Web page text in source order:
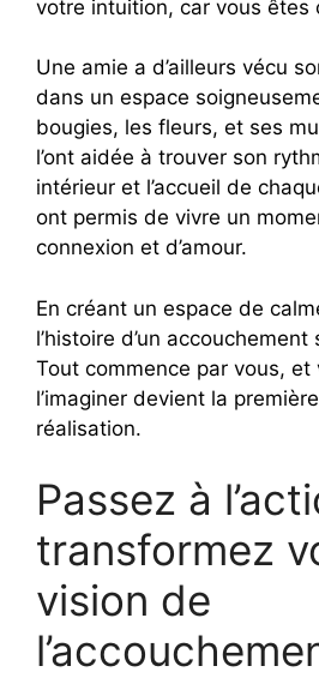
votre intuition, car vous êtes
Une amie a d’ailleurs vécu
dans un espace
bougies, les fleurs, et ses
l’ont aidée à trouver son
intérieur et l’accueil de
ont permis de vivre un
connexion et d’amour.
En créant un espace de
l’histoire d’un
Tout commence par vous, et
l’imaginer devient la
réalisation.
Passez à
transformez
vision de